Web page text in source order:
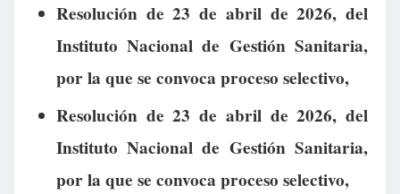
Resolución de 23 de abril de 2026, del
Instituto Nacional de Gestión Sanitaria,
por la que se convoca proceso selectivo,
Resolución de 23 de abril de 2026, del
Instituto Nacional de Gestión Sanitaria,
por la que se convoca proceso selectivo,